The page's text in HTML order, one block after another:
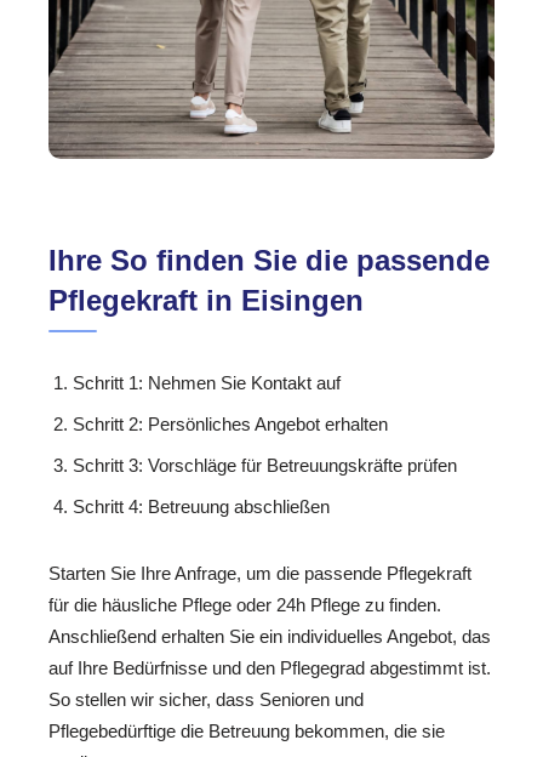
Ihre So finden Sie die passende
Pflegekraft in Eisingen
Schritt 1: Nehmen Sie Kontakt auf
Schritt 2: Persönliches Angebot erhalten
Schritt 3: Vorschläge für Betreuungskräfte prüfen
Schritt 4: Betreuung abschließen
Starten Sie Ihre Anfrage, um die passende Pflegekraft
für die häusliche Pflege oder 24h Pflege zu finden.
Anschließend erhalten Sie ein individuelles Angebot, das
auf Ihre Bedürfnisse und den Pflegegrad abgestimmt ist.
So stellen wir sicher, dass Senioren und
Pflegebedürftige die Betreuung bekommen, die sie